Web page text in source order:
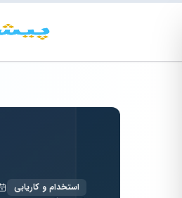
استخدام و کاریابی